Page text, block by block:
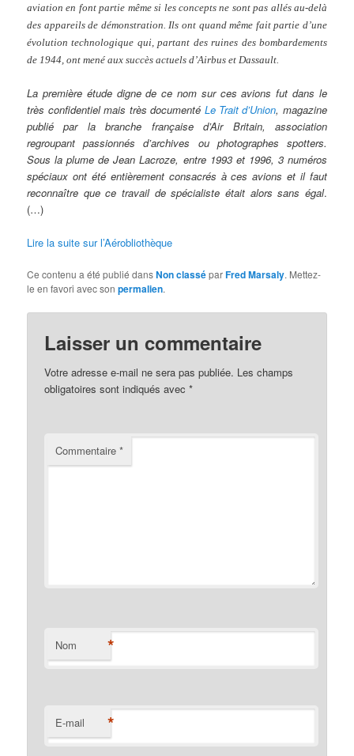
aviation en font partie même si les concepts ne sont pas allés au-delà
des appareils de démonstration. Ils ont quand même fait partie d’une
évolution technologique qui, partant des ruines des bombardements
de 1944, ont mené aux succès actuels d’Airbus et Dassault.
La première étude digne de ce nom sur ces avions fut dans le
très confidentiel mais très documenté Le Trait d’Union, magazine
publié par la branche française d’Air Britain, association
regroupant passionnés d’archives ou photographes spotters.
Sous la plume de Jean Lacroze, entre 1993 et 1996, 3 numéros
spéciaux ont été entièrement consacrés à ces avions et il faut
reconnaître que ce travail de spécialiste était alors sans égal.
(…)
Lire la suite sur l’Aérobliothèque
Ce contenu a été publié dansNon classéparFred Marsaly. Mettez-
le en favori avec sonpermalien.
Laisser un commentaire
Votre adresse e-mail ne sera pas publiée. Les champs
obligatoires sont indiqués avec*
Commentaire*
Nom *
E-mail *